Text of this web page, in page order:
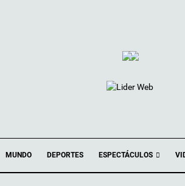
MUNDO DEPORTES ESPECTÁCULOS